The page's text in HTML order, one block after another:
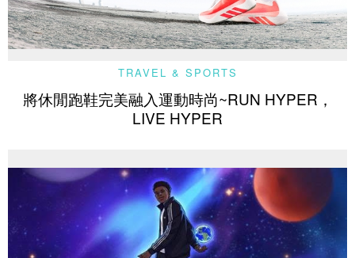
TRAVEL & SPORTS
將休閒跑鞋完美融入運動時尚~RUN HYPER，
LIVE HYPER